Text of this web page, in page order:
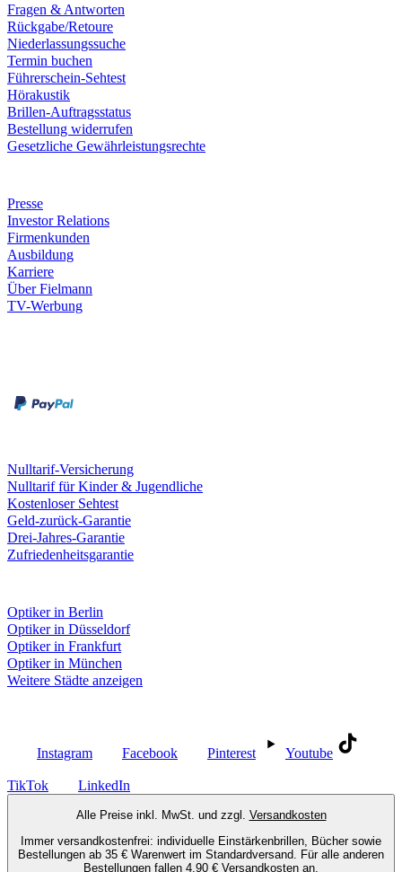
Fragen & Antworten
Rückgabe/Retoure
Niederlassungssuche
Termin buchen
Führerschein-Sehtest
Hörakustik
Brillen-Auftragsstatus
Bestellung widerrufen
Gesetzliche Gewährleistungsrechte
Presse
Investor Relations
Firmenkunden
Ausbildung
Karriere
Über Fielmann
TV-Werbung
Nulltarif-Versicherung
Nulltarif für Kinder & Jugendliche
Kostenloser Sehtest
Geld-zurück-Garantie
Drei-Jahres-Garantie
Zufriedenheitsgarantie
Optiker in Berlin
Optiker in Düsseldorf
Optiker in Frankfurt
Optiker in München
Weitere Städte anzeigen
Instagram Facebook Pinterest Youtube
TikTok LinkedIn
Alle Preise inkl. MwSt. und zzgl. Versandkosten
Immer versandkostenfrei: individuelle Einstärkenbrillen, Bücher sowie
Bestellungen ab 35 € Warenwert im Standardversand. Für alle anderen
Bestellungen fallen 4,90 € Versandkosten an.